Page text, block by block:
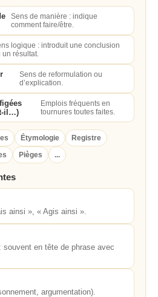
Sens de manière : indique
comment faire/être.
logique : introduit une conclusion
un résultat.
Sens de reformulation ou
d’explication.
il…)
Emplois fréquents en
tournures toutes faites.
Étymologie
Registre
Pièges ...
ainsi », « Agis ainsi ».
en tête de phrase avec
argumentation).